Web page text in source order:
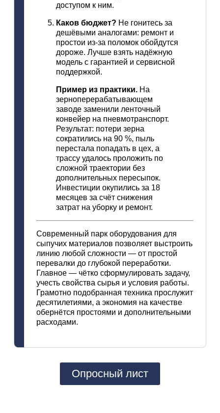
доступом к ним.
Каков бюджет? Не гонитесь за
дешёвыми аналогами: ремонт и
простои из‑за поломок обойдутся
дороже. Лучше взять надёжную
модель с гарантией и сервисной
поддержкой.
Пример из практики. На
зерноперерабатывающем
заводе заменили ленточный
конвейер на пневмотранспорт.
Результат: потери зерна
сократились на 90 %, пыль
перестала попадать в цех, а
трассу удалось проложить по
сложной траектории без
дополнительных пересыпок.
Инвестиции окупились за 18
месяцев за счёт снижения
затрат на уборку и ремонт.
Современный парк оборудования для
сыпучих материалов позволяет выстроить
линию любой сложности — от простой
перевалки до глубокой переработки.
Главное — чётко сформулировать задачу,
учесть свойства сырья и условия работы.
Грамотно подобранная техника прослужит
десятилетиями, а экономия на качестве
обернётся простоями и дополнительными
расходами.
Опросный лист